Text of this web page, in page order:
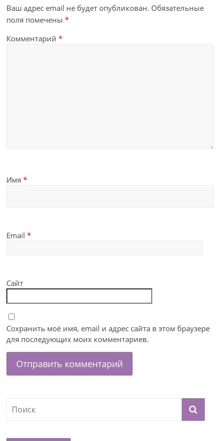
Ваш адрес email не будет опубликован. Обязательные
поля помечены*
Комментарий*
Имя*
Email*
Сайт
Сохранить моё имя, email и адрес сайта в этом браузере
для последующих моих комментариев.